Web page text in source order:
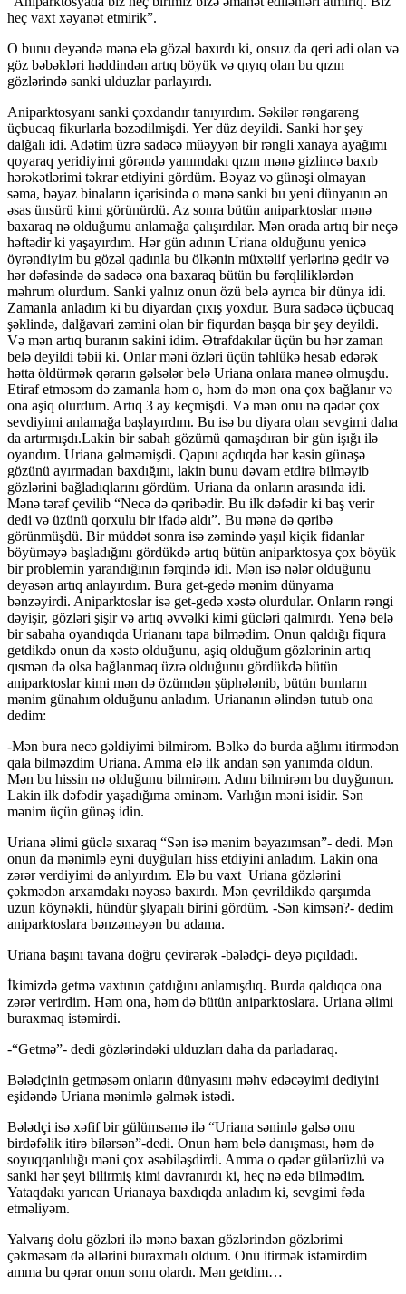
heç vaxt xəyanət etmirik”.
O bunu deyəndə mənə elə gözəl baxırdı ki, onsuz da qeri adi olan və
göz bəbəkləri həddindən artıq böyük və qıyıq olan bu qızın
gözlərində sanki ulduzlar parlayırdı.
Aniparktosyanı sanki çoxdandır tanıyırdım. Səkilər rəngarəng
üçbucaq fikurlarla bəzədilmişdi. Yer düz deyildi. Sanki hər şey
dalğalı idi. Adətim üzrə sadəcə müəyyən bir rəngli xanaya ayağımı
qoyaraq yeridiyimi görəndə yanımdakı qızın mənə gizlincə baxıb
hərəkətlərimi təkrar etdiyini gördüm. Bəyaz və günəşi olmayan
səma, bəyaz binaların içərisində o mənə sanki bu yeni dünyanın ən
əsas ünsürü kimi görünürdü. Az sonra bütün aniparktoslar mənə
baxaraq nə olduğumu anlamağa çalışırdılar. Mən orada artıq bir neçə
həftədir ki yaşayırdım. Hər gün adının Uriana olduğunu yenicə
öyrəndiyim bu gözəl qadınla bu ölkənin müxtəlif yerlərinə gedir və
hər dəfəsində də sadəcə ona baxaraq bütün bu fərqliliklərdən
məhrum olurdum. Sanki yalnız onun özü belə ayrıca bir dünya idi.
Zamanla anladım ki bu diyardan çıxış yoxdur. Bura sadəcə üçbucaq
şəklində, dalğavari zəmini olan bir fiqurdan başqa bir şey deyildi.
Və mən artıq buranın sakini idim. Ətrafdakılar üçün bu hər zaman
belə deyildi təbii ki. Onlar məni özləri üçün təhlükə hesab edərək
hətta öldürmək qərarın gəlsələr belə Uriana onlara maneə olmuşdu.
Etiraf etməsəm də zamanla həm o, həm də mən ona çox bağlanır və
ona aşiq olurdum. Artıq 3 ay keçmişdi. Və mən onu nə qədər çox
sevdiyimi anlamağa başlayırdım. Bu isə bu diyara olan sevgimi daha
da artırmışdı.Lakin bir sabah gözümü qamaşdıran bir gün işığı ilə
oyandım. Uriana gəlməmişdi. Qapını açdıqda hər kəsin günəşə
gözünü ayırmadan baxdığını, lakin bunu dəvam etdirə bilməyib
gözlərini bağladıqlarını gördüm. Uriana da onların arasında idi.
Mənə tərəf çevilib “Necə də qəribədir. Bu ilk dəfədir ki baş verir
dedi və üzünü qorxulu bir ifadə aldı”. Bu mənə də qəribə
görünmüşdü. Bir müddət sonra isə zəmində yaşıl kiçik fidanlar
böyüməyə başladığını gördükdə artıq bütün aniparktosya çox böyük
bir problemin yarandığının fərqində idi. Mən isə nələr olduğunu
deyəsən artıq anlayırdım. Bura get-gedə mənim dünyama
bənzəyirdi. Aniparktoslar isə get-gedə xəstə olurdular. Onların rəngi
dəyişir, gözləri şişir və artıq əvvəlki kimi gücləri qalmırdı. Yenə belə
bir sabaha oyandıqda Uriananı tapa bilmədim. Onun qaldığı fiqura
getdikdə onun da xəstə olduğunu, aşiq olduğum gözlərinin artıq
qısmən də olsa bağlanmaq üzrə olduğunu gördükdə bütün
aniparktoslar kimi mən də özümdən şüphələnib, bütün bunların
mənim günahım olduğunu anladım. Uriananın əlindən tutub ona
dedim:
-Mən bura necə gəldiyimi bilmirəm. Bəlkə də burda ağlımı itirmədən
qala bilməzdim Uriana. Amma elə ilk andan sən yanımda oldun.
Mən bu hissin nə olduğunu bilmirəm. Adını bilmirəm bu duyğunun.
Lakin ilk dəfədir yaşadığıma əminəm. Varlığın məni isidir. Sən
mənim üçün günəş idin.
Uriana əlimi güclə sıxaraq “Sən isə mənim bəyazımsan”- dedi. Mən
onun da mənimlə eyni duyğuları hiss etdiyini anladım. Lakin ona
zərər verdiyimi də anlyırdım. Elə bu vaxt Uriana gözlərini
çəkmədən arxamdakı nəyəsə baxırdı. Mən çevrildikdə qarşımda
uzun köynəkli, hündür şlyapalı birini gördüm. -Sən kimsən?- dedim
aniparktoslara bənzəməyən bu adama.
Uriana başını tavana doğru çevirərək -bələdçi- deyə pıçıldadı.
İkimizdə getmə vaxtının çatdığını anlamışdıq. Burda qaldıqca ona
zərər verirdim. Həm ona, həm də bütün aniparktoslara. Uriana əlimi
buraxmaq istəmirdi.
-“Getmə”- dedi gözlərindəki ulduzları daha da parladaraq.
Bələdçinin getməsəm onların dünyasını məhv edəcəyimi dediyini
eşidəndə Uriana mənimlə gəlmək istədi.
Bələdçi isə xəfif bir gülümsəmə ilə “Uriana səninlə gəlsə onu
birdəfəlik itirə bilərsən”-dedi. Onun həm belə danışması, həm də
soyuqqanlılığı məni çox əsəbiləşdirdi. Amma o qədər gülərüzlü və
sanki hər şeyi bilirmiş kimi davranırdı ki, heç nə edə bilmədim.
Yataqdakı yarıcan Urianaya baxdıqda anladım ki, sevgimi fəda
etməliyəm.
Yalvarış dolu gözləri ilə mənə baxan gözlərindən gözlərimi
çəkməsəm də əllərini buraxmalı oldum. Onu itirmək istəmirdim
amma bu qərar onun sonu olardı. Mən getdim…